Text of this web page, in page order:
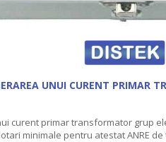
UNUI CURENT PRIMAR
curent primar transformator grup
minimale pentru atestat ANRE de